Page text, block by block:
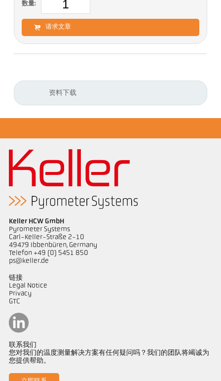
数量:
请求文章
资料下载
Keller HCW GmbH
Pyrometer Systems
Carl-Keller-Straße 2-10
49479 Ibbenbüren, Germany
Telefon +49 (0) 5451 850
ps@keller.de
链接
Legal Notice
Privacy
GTC
联系我们
您对我们的温度测量解决方案有任何疑问吗？我们的团队将竭诚为
您提供帮助。